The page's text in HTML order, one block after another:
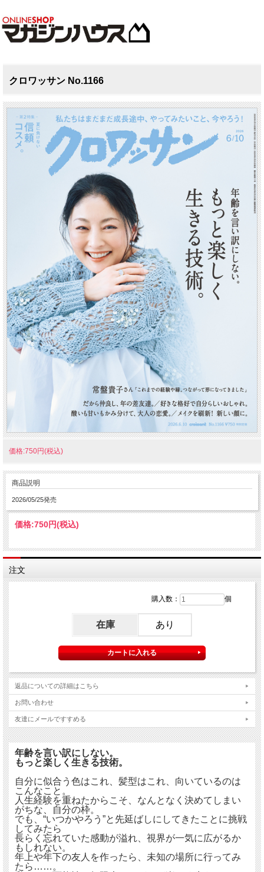
クロワッサン No.1166
価格:750円(税込)
商品説明
2026/05/25発売
価格:750円(税込)
注文
購入数： 個
在庫 あり
返品についての詳細はこちら
お問い合わせ
友達にメールですすめる
年齢を言い訳にしない。
もっと楽しく生きる技術。
自分に似合う色はこれ、髪型はこれ、向いているのは
こんなこと。
人生経験を重ねたからこそ、なんとなく決めてしまい
がちな、自分の枠。
でも、“いつかやろう”と先延ばしにしてきたことに挑戦
してみたら
長らく忘れていた感動が溢れ、視界が一気に広がるか
もしれない。
年上や年下の友人を作ったら、未知の場所に行ってみ
たら……。